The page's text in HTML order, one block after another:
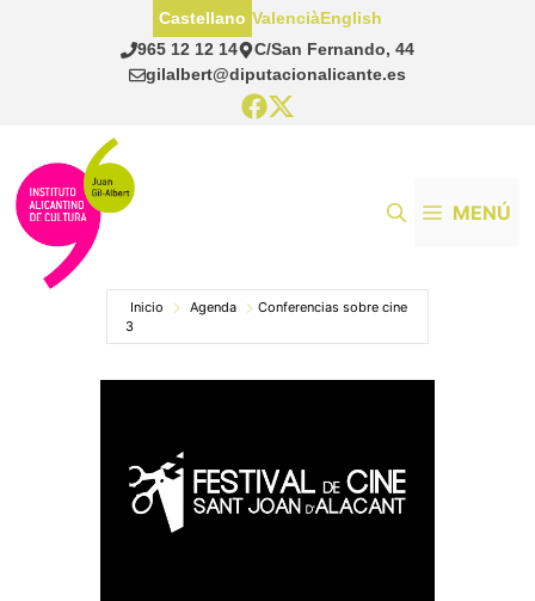
965 12 12 14
C/San Fernando, 44
gilalbert@diputacionalicante.es
Castellano ValenciàEnglish
MENÚ
Inicio Agenda
Conferencias sobre cine
3